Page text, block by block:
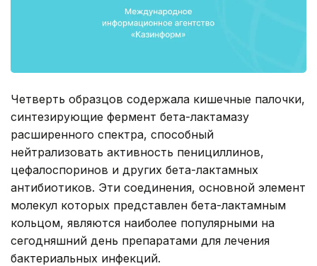
Четверть образцов содержала кишечные палочки,
синтезирующие фермент бета-лактамазу
расширенного спектра, способный
нейтрализовать активность пенициллинов,
цефалоспоринов и других бета-лактамных
антибиотиков. Эти соединения, основной элемент
молекул которых представлен бета-лактамным
кольцом, являются наиболее популярными на
сегодняшний день препаратами для лечения
бактериальных инфекций.